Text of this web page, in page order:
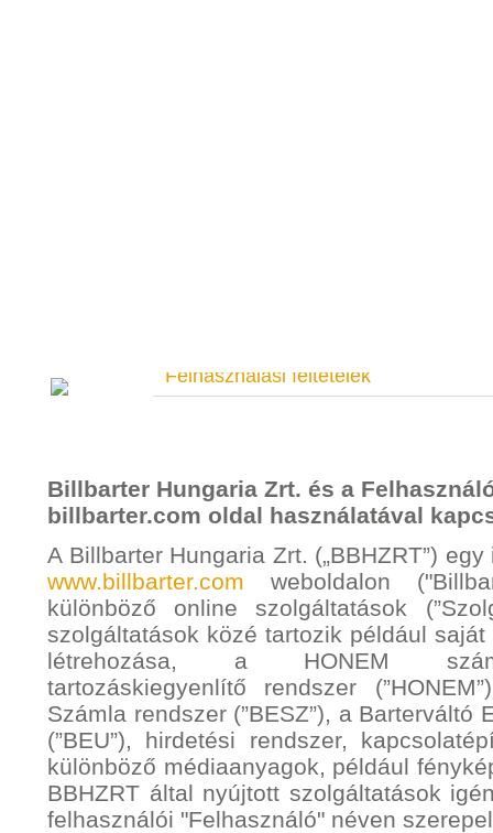
Felhasználási feltételek
Billbarter Hungaria Zrt. és a
billbarter.com oldal használatával
A Billbarter Hungaria Zrt. („BBHZRT”)
www.billbarter.com weboldalon
különböző online szolgáltatások
szolgáltatások közé tartozik például
létrehozása, a HONEM
tartozáskiegyenlítő rendszer
Számla rendszer (”BESZ”), a Barterváltó
(”BEU”), hirdetési rendszer,
különböző médiaanyagok, például
BBHZRT által nyújtott szolgáltatások
felhasználói "Felhasználó" néven